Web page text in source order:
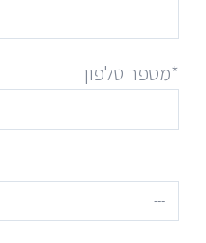
*מספר טלפון